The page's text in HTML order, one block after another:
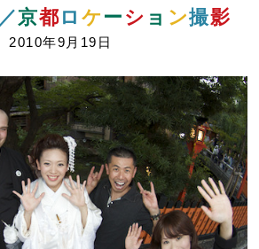
／京都ロ ケ ー シ ョ ン撮影
2010年9月19日